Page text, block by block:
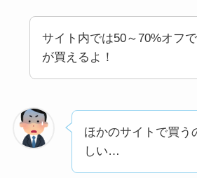
サイト内では50～70%オフ
が買えるよ！
ほかのサイトで買う
しい…